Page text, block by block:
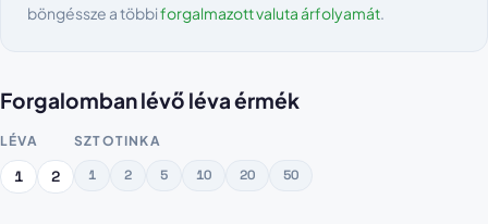
böngéssze a többiforgalmazott valuta árfolyamát.
Forgalomban lévő léva érmék
LÉVA
1 2
SZTOTINKA
1 2 5 10 20 50